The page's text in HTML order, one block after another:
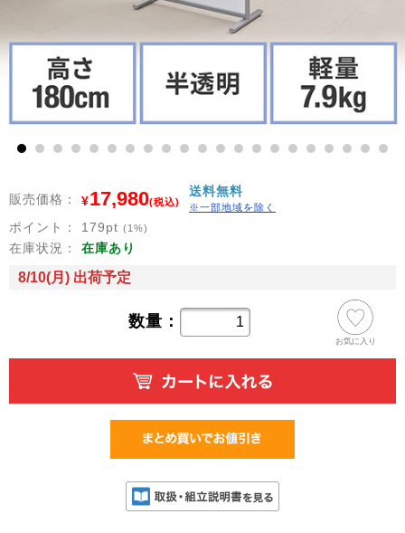
10 11 12 13 14 15 16 17 18 19 20
販売価格： ¥17,980(税込)
送料無料
※一部地域を除く
ポイント： 179pt (1%)
在庫状況： 在庫あり
8/10(月) 出荷予定
数量：
お気に入り